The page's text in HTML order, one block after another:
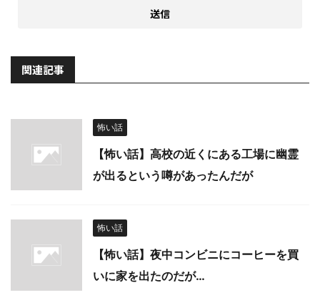
関連記事
怖い話
【怖い話】高校の近くにある工場に幽霊
が出るという噂があったんだが
怖い話
【怖い話】夜中コンビニにコーヒーを買
いに家を出たのだが…